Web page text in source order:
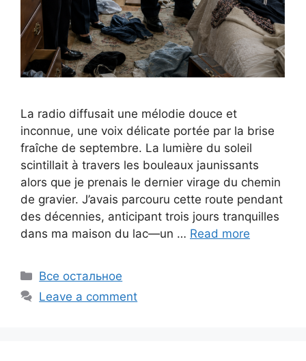
La radio diffusait une mélodie douce et
inconnue, une voix délicate portée par la brise
fraîche de septembre. La lumière du soleil
scintillait à travers les bouleaux jaunissants
alors que je prenais le dernier virage du chemin
de gravier. J’avais parcouru cette route pendant
des décennies, anticipant trois jours tranquilles
dans ma maison du lac—un … Read more
Categories
Все остальное
Leave a comment